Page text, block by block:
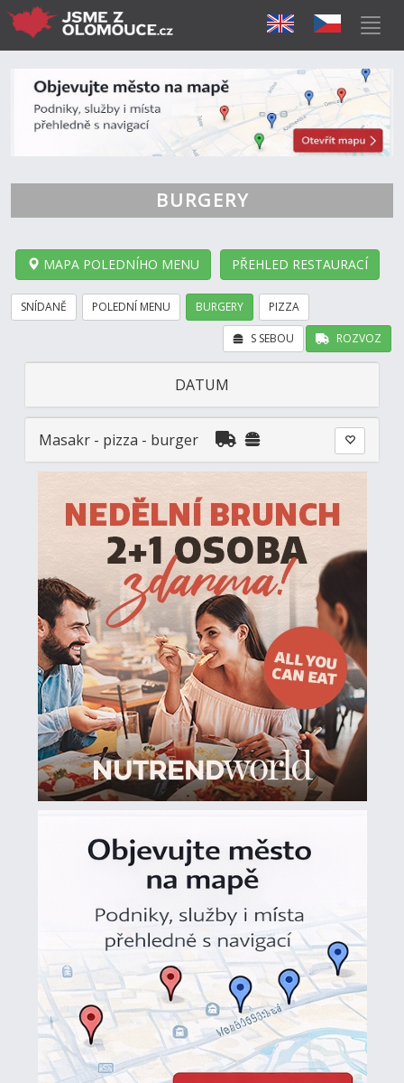
BURGERY
MAPA POLEDNÍHO MENU PŘEHLED RESTAURACÍ
SNÍDANĚ POLEDNÍ MENU BURGERY PIZZA
ROZVOZ
S SEBOU
DATUM
Masakr - pizza - burger